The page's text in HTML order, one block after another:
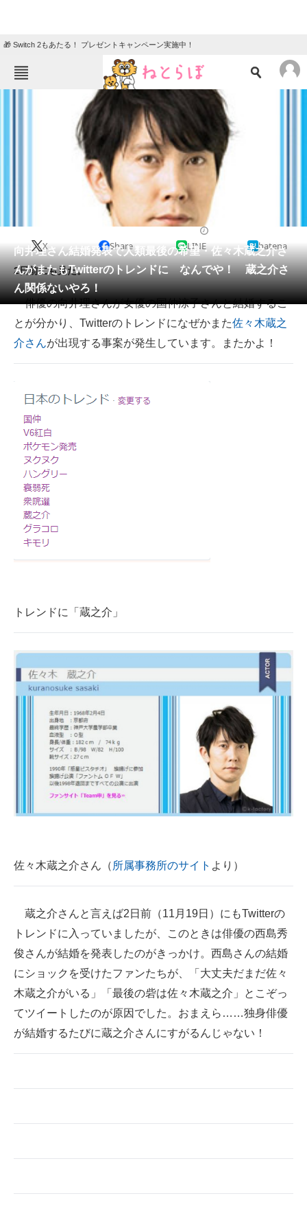
🎁 Switch 2もあたる！ プレゼントキャンペーン実施中！
ねとらぼメニュー
ニュース
クイズ
地域
教育・育児
リサーチ
会員記事
メディア
注目記事を集めた総合ページ
ITの今と未来を見通す
スマホと通信の最新トレンド
進化するPCとデバイスの未来
好きが集まる 比べて選べる
ビジネスと働き方のヒント
AI活用のいまが分かる
企業ITのトレンドを詳説
経営リーダーのコミュニティ
企業向けIT製品の総合サイト
製造業のIT導入・活用を支援
モノづくり技術者専門サイト
エレクトロニクス専門サイト
電子設計の基本と応用
ちょっと気になるネットの話題
向井理さん結婚発表で人類最後の希望・佐々木蔵之介さ
んがまたもTwitterのトレンドに なんでや！ 蔵之介さ
ん関係ないやろ！
X Share LINE hatena
2日前にも見た。
俳優の向井理さんが女優の国仲涼子さんと結婚するこ
とが分かり、Twitterのトレンドになぜかまた佐々木蔵之
介さんが出現する事案が発生しています。またかよ！
トレンドに「蔵之介」
佐々木蔵之介さん（ 所属事務所のサイト より）
蔵之介さんと言えば2日前（11月19日）にもTwitterの
トレンドに入っていましたが、このときは俳優の西島秀
俊さんが結婚を発表したのがきっかけ。西島さんの結婚
にショックを受けたファンたちが、「大丈夫だまだ佐々
木蔵之介がいる」「最後の砦は佐々木蔵之介」とこぞっ
てツイートしたのが原因でした。おまえら……独身俳優
が結婚するたびに蔵之介さんにすがるんじゃない！